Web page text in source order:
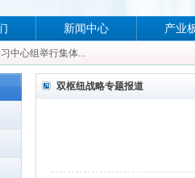
中心组举行集体...
中心组举行集体...
中心组举行集体...
中心组举行集体...
新闻中心 产业
双枢纽战略专题报道